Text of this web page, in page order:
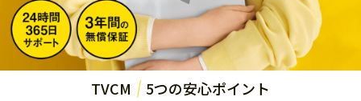
TVCM
5つの安心ポイント